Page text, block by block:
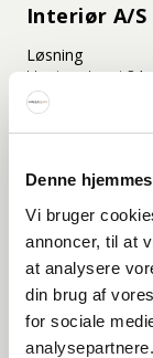
Denne
Vi bruger
annoncer, til at
at analysere
din brug af
for sociale
Interiør A/S
Løsning
Hoejmarksvej 34
DK-8723 Løsning
(Google Maps)
Kyhnsvej 6
DK-8680 Ry
(Google Maps)
Viborg
St. Sct. Peder
DK-8800 Viborg
(Google Maps)